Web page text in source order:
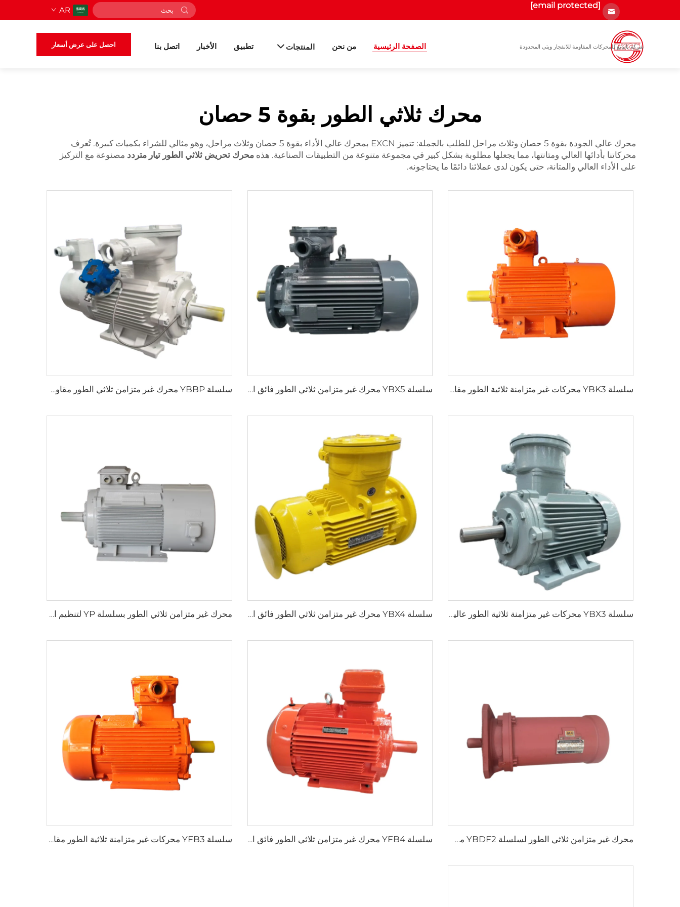
[email protected]
AR
شركة نانيانغ للمحركات المقاومة للانفجار ويتي المحدودة الصفحة الرئيسية من نحن المنتجات تطبيق الأخبار اتصل بنا احصل على عرض أسعار
محرك ثلاثي الطور بقوة 5 حصان
محرك عالي الجودة بقوة 5 حصان وثلاث مراحل للطلب بالجملة: تتميز EXCN بمحرك عالي الأداء بقوة 5 حصان وثلاث مراحل، وهو مثالي للشراء بكميات كبيرة. تُعرف
محركاتنا بأدائها العالي ومتانتها، مما يجعلها مطلوبة بشكل كبير في مجموعة متنوعة من التطبيقات الصناعية. هذه محرك تحريض ثلاثي الطور تيار متردد مصنوعة مع التركيز
على الأداء العالي والمتانة، حتى يكون لدى عملائنا دائمًا ما يحتاجونه.
سلسلة YBK3 محركات غير متزامنة ثلاثية الطور مقاومة للانفجار وتُستخدم في مناجم الفحم تحت الأرض سلسلة YBX5 محرك غير متزامن ثلاثي الطور فائق الكفاءة وعالي الفعالية ومنخفض الجهد ومقاوم للانفجار سلسلة YBBP محرك غير متزامن ثلاثي الطور مقاوم للانفجار وذو تردد متغير لتنظيم السرعة
سلسلة YBX3 محركات غير متزامنة ثلاثية الطور عالية الكفاءة ومقاومة للانفجار سلسلة YBX4 محرك غير متزامن ثلاثي الطور فائق الكفاءة وعالي الفعالية ومنخفض الجهد ومقاوم للانفجار محرك غير متزامن ثلاثي الطور بسلسلة YP لتنظيم السرعة بتغير التردد
محرك غير متزامن ثلاثي الطور لسلسلة YBDF2 مشغلات صمامات كهربائية سلسلة YFB4 محرك غير متزامن ثلاثي الطور فائق الكفاءة ومنخفض الجهد ومقاوم لانفجار الغبار سلسلة YFB3 محركات غير متزامنة ثلاثية الطور مقاومة لانفجار الغبار